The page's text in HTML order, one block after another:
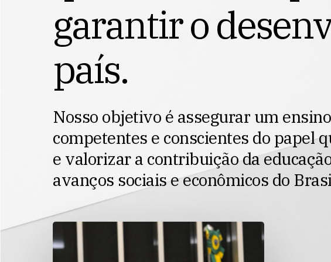
garantirodesen
país.
Nosso objetivo é assegurar um ensino
competentes e conscientes do papel
e valorizara contribuição da
avanços sociais eeconômicos do